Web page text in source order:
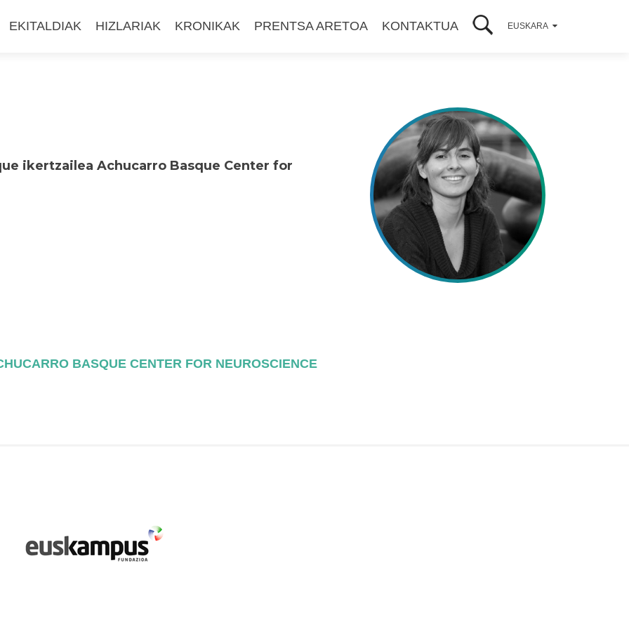
EKITALDIAK HIZLARIAK KRONIKAK PRENTSA ARETOA KONTAKTUA EUSKARA
ikertzailea Achucarro Basque Center for
BASQUE CENTER FOR NEUROSCIENCE